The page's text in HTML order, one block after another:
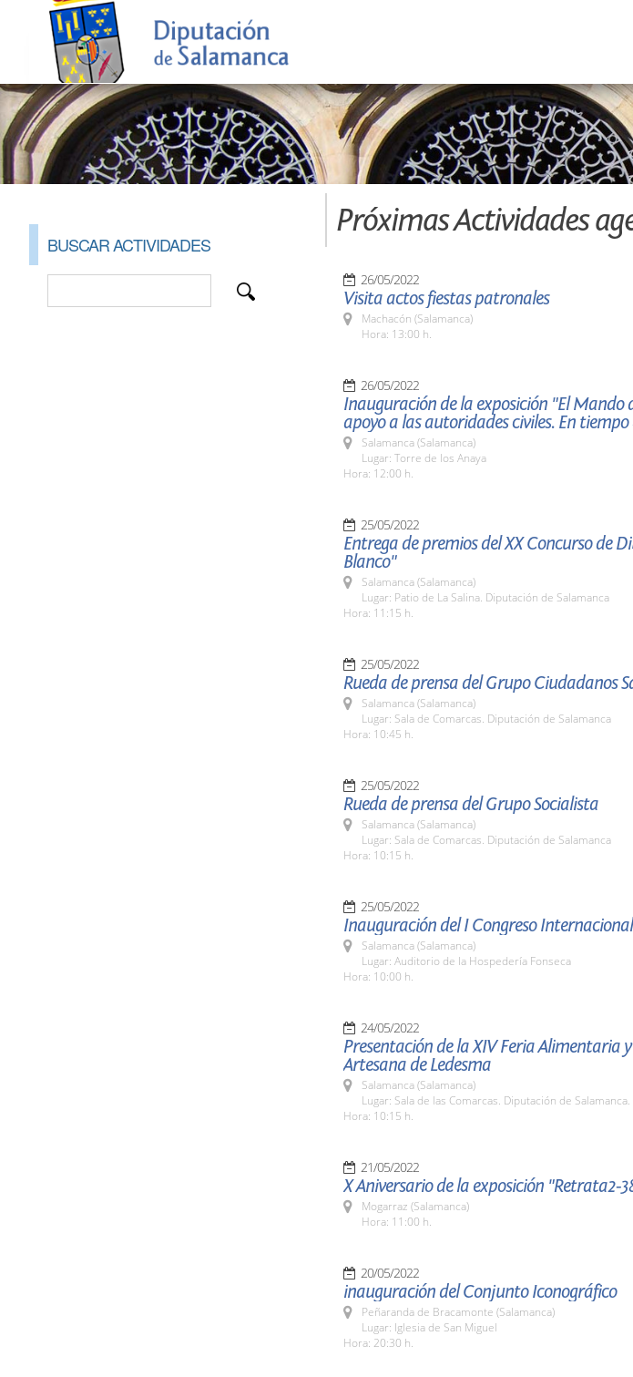
BUSCAR ACTIVIDADES
Próximas Actividades
26/05/2022
Visita actos fiestas patronales
Machacón (Salamanca)
Hora: 13:00 h.
26/05/2022
Inauguración de la exposición "El Mando
apoyo a las autoridades civiles. En
Salamanca (Salamanca)
Lugar: Torre de los Anaya
Hora: 12:00 h.
25/05/2022
Entrega de premios del XX Concurso de
Blanco"
Salamanca (Salamanca)
Lugar: Patio de La Salina. Diputación de Salamanca
Hora: 11:15 h.
25/05/2022
Rueda de prensa del Grupo Ciudadanos
Salamanca (Salamanca)
Lugar: Sala de Comarcas. Diputación de Salamanca
Hora: 10:45 h.
25/05/2022
Rueda de prensa del Grupo Socialista
Salamanca (Salamanca)
Lugar: Sala de Comarcas. Diputación de Salamanca
Hora: 10:15 h.
25/05/2022
Inauguración del I Congreso
Salamanca (Salamanca)
Lugar: Auditorio de la Hospedería Fonseca
Hora: 10:00 h.
24/05/2022
Presentación de la XIV Feria Alimentaria
Artesana de Ledesma
Salamanca (Salamanca)
Lugar: Sala de las Comarcas. Diputación de Salamanca.
Hora: 10:15 h.
21/05/2022
X Aniversario de la exposición "Retrata2-
Mogarraz (Salamanca)
Hora: 11:00 h.
20/05/2022
inauguración del Conjunto Iconográfico
Peñaranda de Bracamonte (Salamanca)
Lugar: Iglesia de San Miguel
Hora: 20:30 h.